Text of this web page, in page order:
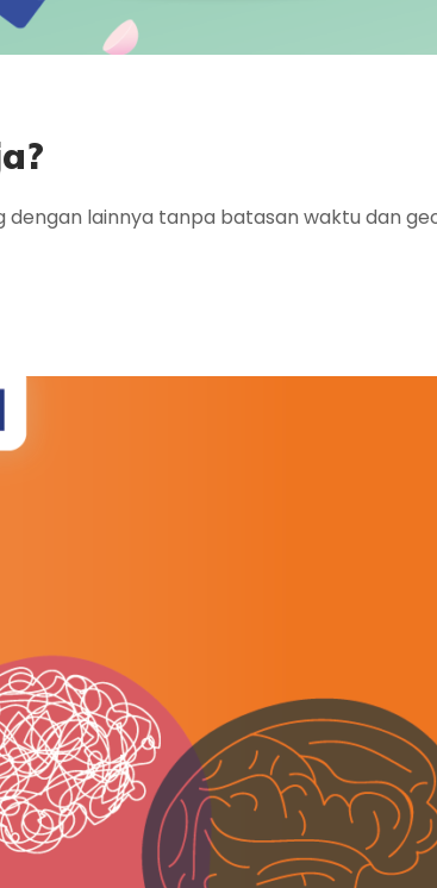
lainnya tanpa batasan waktu dan